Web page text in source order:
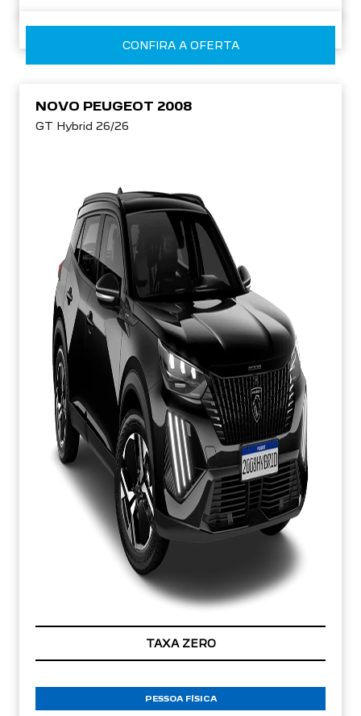
CONFIRA A OFERTA
NOVO PEUGEOT 2008
GT Hybrid 26/26
TAXA ZERO
PESSOA FÍSICA